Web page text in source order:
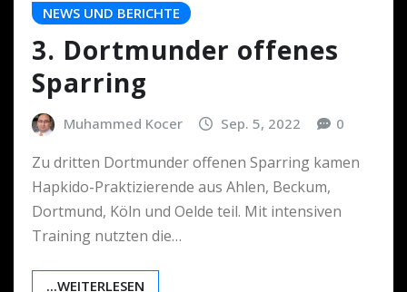
NEWS UND BERICHTE
3. Dortmunder offenes
Sparring
Muhammed Kocer Sep. 5, 2022 0
Zu dritten Dortmunder offenen Sparring kamen
Hapkido-Praktizierende aus Ahlen, Beckum,
Dortmund, Köln und Oelde teil. Mit intensiven
Training nutzten die…
...WEITERLESEN